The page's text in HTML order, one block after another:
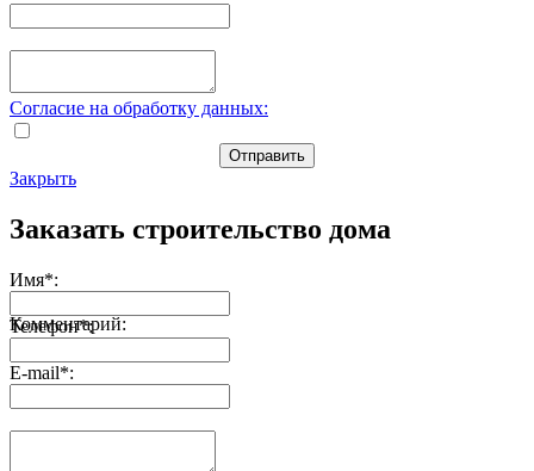
Согласие на обработку данных:
Отправить
Закрыть
Заказать строительство дома
Имя*:
Телефон*:
E-mail*:
Комментарий: